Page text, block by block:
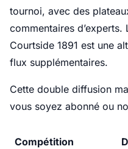
tournoi, avec des
commentaires
Courtside 1891 est une
flux supplémentaires.
Cette double diffusion
vous soyez abonné ou
Compétition